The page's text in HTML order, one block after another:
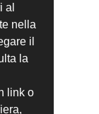
al
nella
il
la
link o